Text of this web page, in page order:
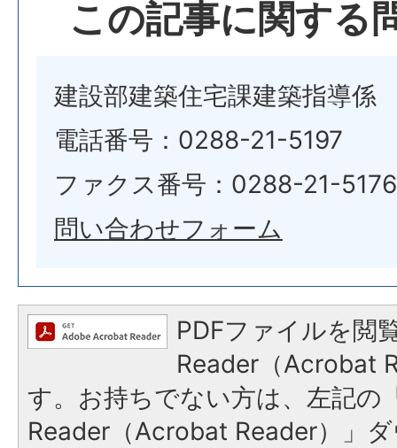
この記事に関する
建設部建築住宅課建築指導係
電話番号：0288-21-5197
ファクス番号：0288-21-5176
問い合わせフォーム
PDFファイルを閲
Reader（Acrobat
す。お持ちでない方は、左記の
Reader（Acrobat Reader）」